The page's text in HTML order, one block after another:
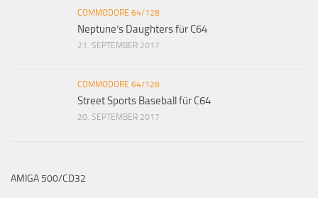
COMMODORE 64/128
Neptune’s Daughters für C64
21. SEPTEMBER 2017
COMMODORE 64/128
Street Sports Baseball für C64
20. SEPTEMBER 2017
AMIGA 500/CD32